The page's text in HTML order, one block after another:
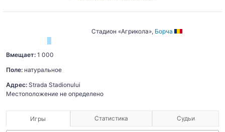
Cтадион «Агрикола», Борча
Вмещает: 1 000
Поле: натуральное
Адрес: Strada Stadionului
Местоположение не определено
Игры Статистика Судьи